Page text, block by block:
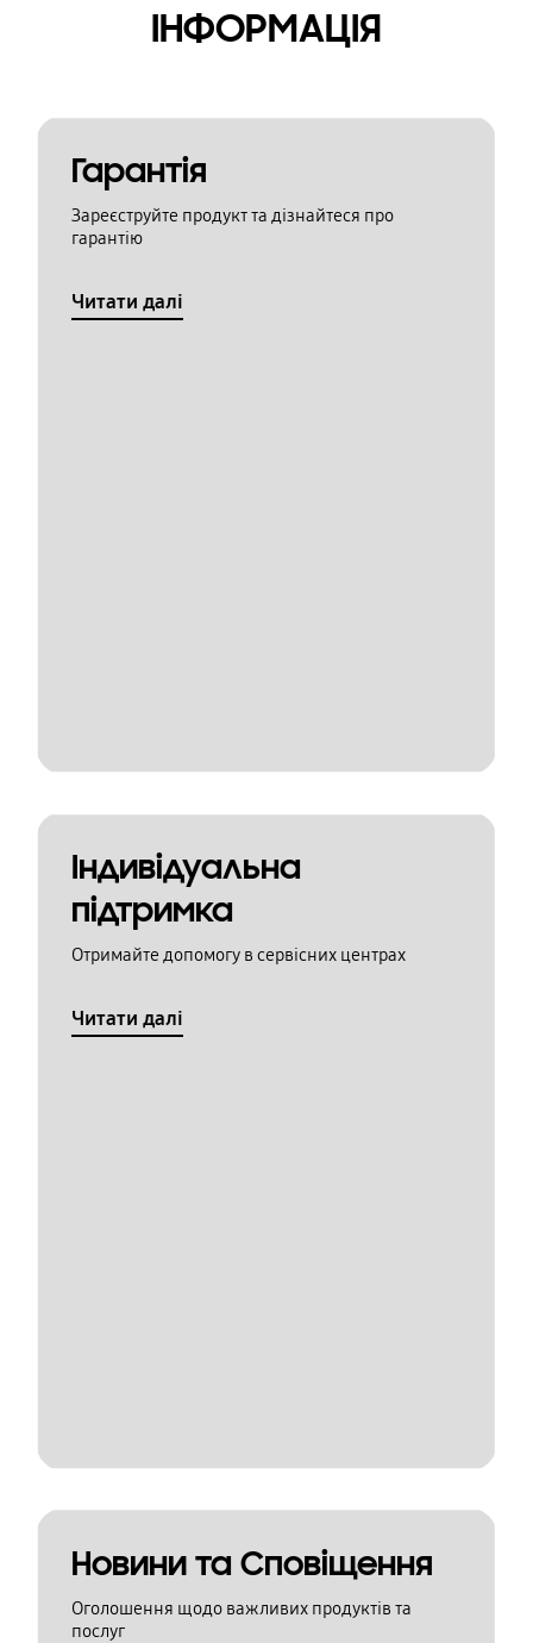
ІНФОРМАЦІЯ
Гарантія
Зареєструйте продукт та дізнайтеся про
гарантію
Читати далі
Індивідуальна
підтримка
Отримайте допомогу в сервісних центрах
Читати далі
Новини та Сповіщення
Оголошення щодо важливих продуктів та
послуг